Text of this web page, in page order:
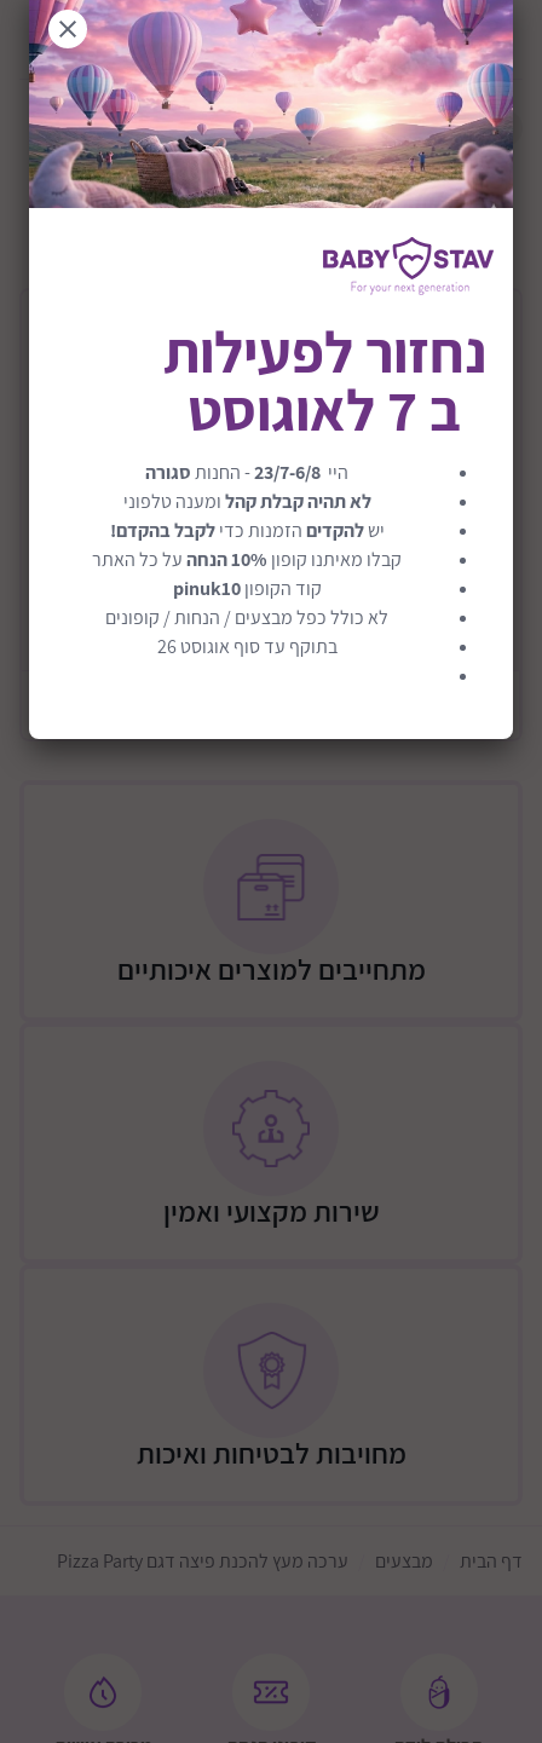
מתאים מגיל 3 שנים ומעלה.
מבצע
+36M שיתוף:
ערכה מעץ להכנת פיצה דגם Pizza Party
משחק הפיצה שיפתח לכם את התיאבון! מעכשיו המאכל
האיטלקי האהוב במטבח הדמיוני של הילדים שלכם.
ערכת פיצה מעץ איתה ניתן ליצור פיצות דמיוניות וטעימות
במיוחד בנות 6 משולשים.
54 חלקים שונים: כלים להכנת פיצה (חותך פיצה, מרית
וכו'), מגש, משולשים, מגוון תוספות שונות וטעימות ועוד.
חלקי הפיצה מחוברים בסקוטש ועושים רעש כשהם נחתכים
היא גם תורמת מאוד לביטוי העצמי והיצירתי שלהם.
מתחייבים למוצרים איכותיים
שירות מקצועי ואמין
מחויבות לבטיחות ואיכות
דף הבית מבצעים ערכה מעץ להכנת פיצה דגם Pizza Party
נחזור לפעילות
ב 7 לאוגוסט
היי 23/7-6/8- החנותסגורה
לא תהיה קבלת קהלומענה טלפוני
ישלהקדיםהזמנות כדילקבל בהקדם!
קבלו מאיתנו קופון 10% הנחה
על כל האתר
קוד הקופוןpinuk10
לא כולל כפל מבצעים / הנחות / קופונים
בתוקף עד סוף אוגוסט 26